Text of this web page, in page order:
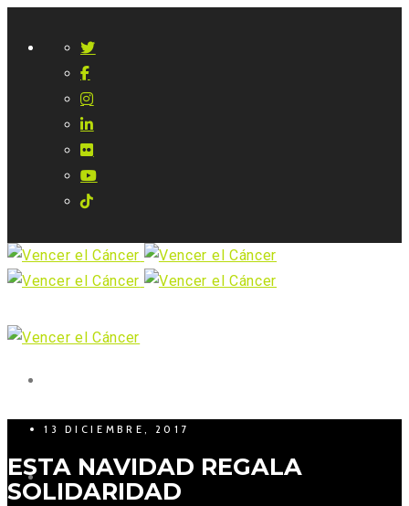
LA FUNDACIÓN
13 DICIEMBRE, 2017
ESTA NAVIDAD REGALA
SOLIDARIDAD